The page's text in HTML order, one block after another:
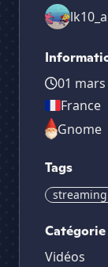
01
France
Gnome
Tags
streaming
Catégorie
Vidéos